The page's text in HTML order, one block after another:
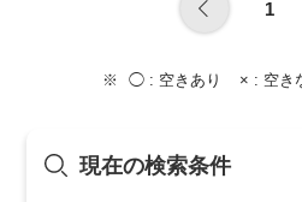
1
◯ : 空きあり × : 空き
現在の検索条件